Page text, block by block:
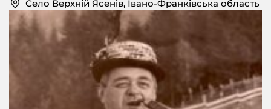
Село Верхній Ясенів, Івано-Франківська область